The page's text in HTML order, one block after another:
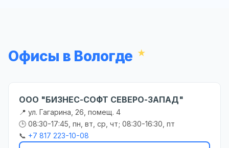
Офисы в Вологде
ООО "БИЗНЕС-СОФТ СЕВЕРО-ЗАПАД"
📍 ул. Гагарина, 26, помещ. 4
🕒 08:30-17:45, пн, вт, ср, чт; 08:30-16:30, пт
📞 +7 817 223-10-08